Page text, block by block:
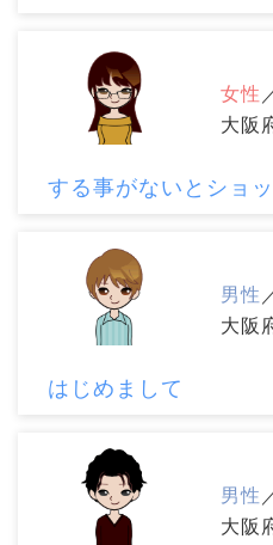
女性
大阪
する事がないとショ
男性
大阪
はじめまして
男性
大阪